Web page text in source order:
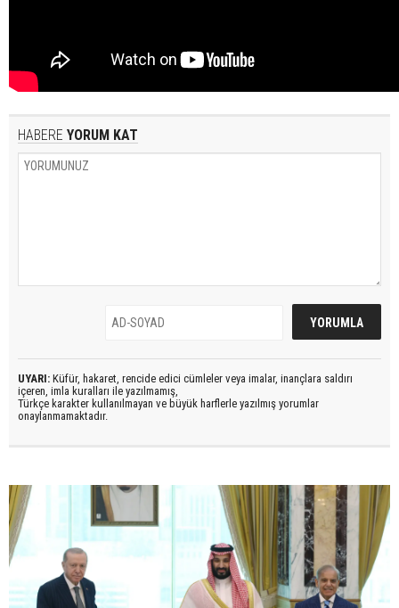
HABERE YORUM KAT
UYARI: Küfür, hakaret, rencide edici cümleler veya imalar, inançlara saldırı
içeren, imla kuralları ile yazılmamış,
Türkçe karakter kullanılmayan ve büyük harflerle yazılmış yorumlar
onaylanmamaktadır.